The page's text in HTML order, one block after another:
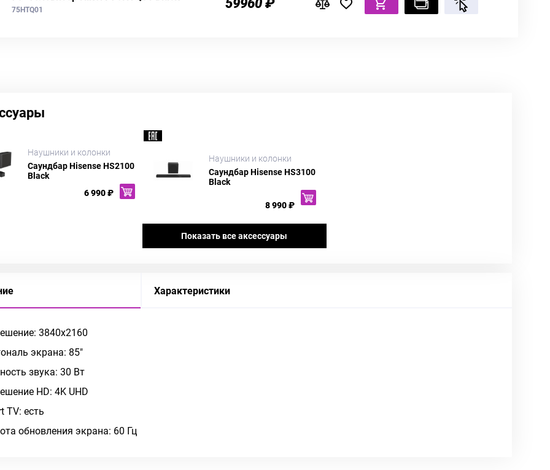
75HTQ01 59960 ₽
Наушники и колонки
Саундбар Hisense HS2100
Black
6 990 ₽
Наушники и колонки
Саундбар Hisense HS3100
Black
8 990 ₽
Показать все аксессуары
Характеристики
3840x2160
экрана: 85"
звука: 30 Вт
HD: 4K UHD
TV: есть
обновления экрана: 60 Гц